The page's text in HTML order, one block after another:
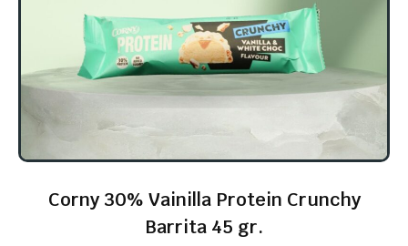
Corny 30% Vainilla Protein Crunchy
Barrita 45 gr.